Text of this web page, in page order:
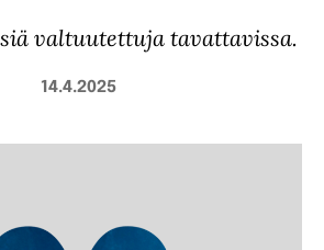
valtuutettuja tavattavissa.
14.4.2025